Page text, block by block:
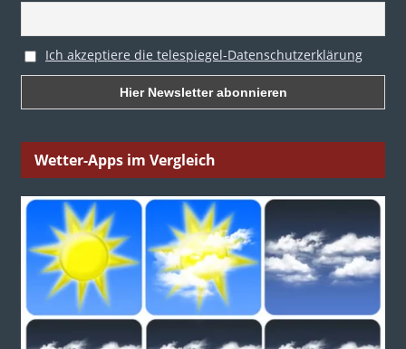
Ich akzeptiere die telespiegel-Datenschutzerklärung
Wetter-Apps im Vergleich